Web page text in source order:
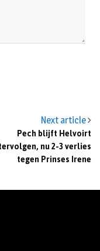
Next article
Pech blijft Helvoirt
nu 2-3 verlies
tegen Prinses Irene